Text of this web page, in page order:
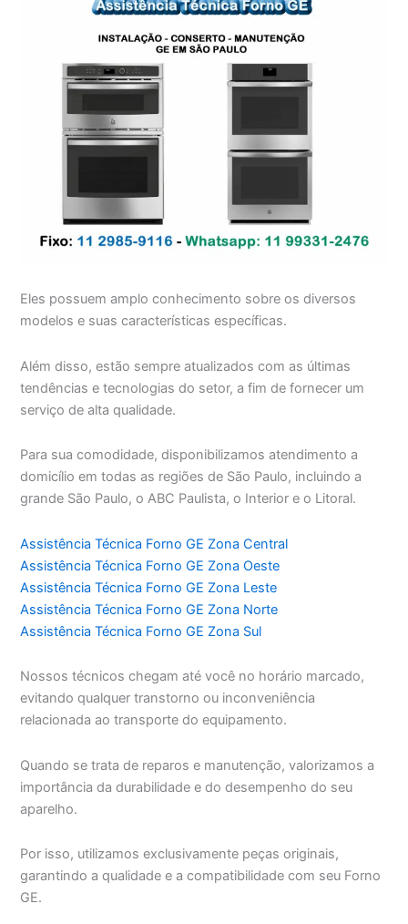
Eles possuem amplo conhecimento sobre os diversos
modelos e suas características específicas.
Além disso, estão sempre atualizados com as últimas
tendências e tecnologias do setor, a fim de fornecer um
serviço de alta qualidade.
Para sua comodidade, disponibilizamos atendimento a
domicílio em todas as regiões de São Paulo, incluindo a
grande São Paulo, o ABC Paulista, o Interior e o Litoral.
Assistência Técnica Forno GE Zona Central
Assistência Técnica Forno GE Zona Oeste
Assistência Técnica Forno GE Zona Leste
Assistência Técnica Forno GE Zona Norte
Assistência Técnica Forno GE Zona Sul
Nossos técnicos chegam até você no horário marcado,
evitando qualquer transtorno ou inconveniência
relacionada ao transporte do equipamento.
Quando se trata de reparos e manutenção, valorizamos a
importância da durabilidade e do desempenho do seu
aparelho.
Por isso, utilizamos exclusivamente peças originais,
garantindo a qualidade e a compatibilidade com seu Forno
GE.